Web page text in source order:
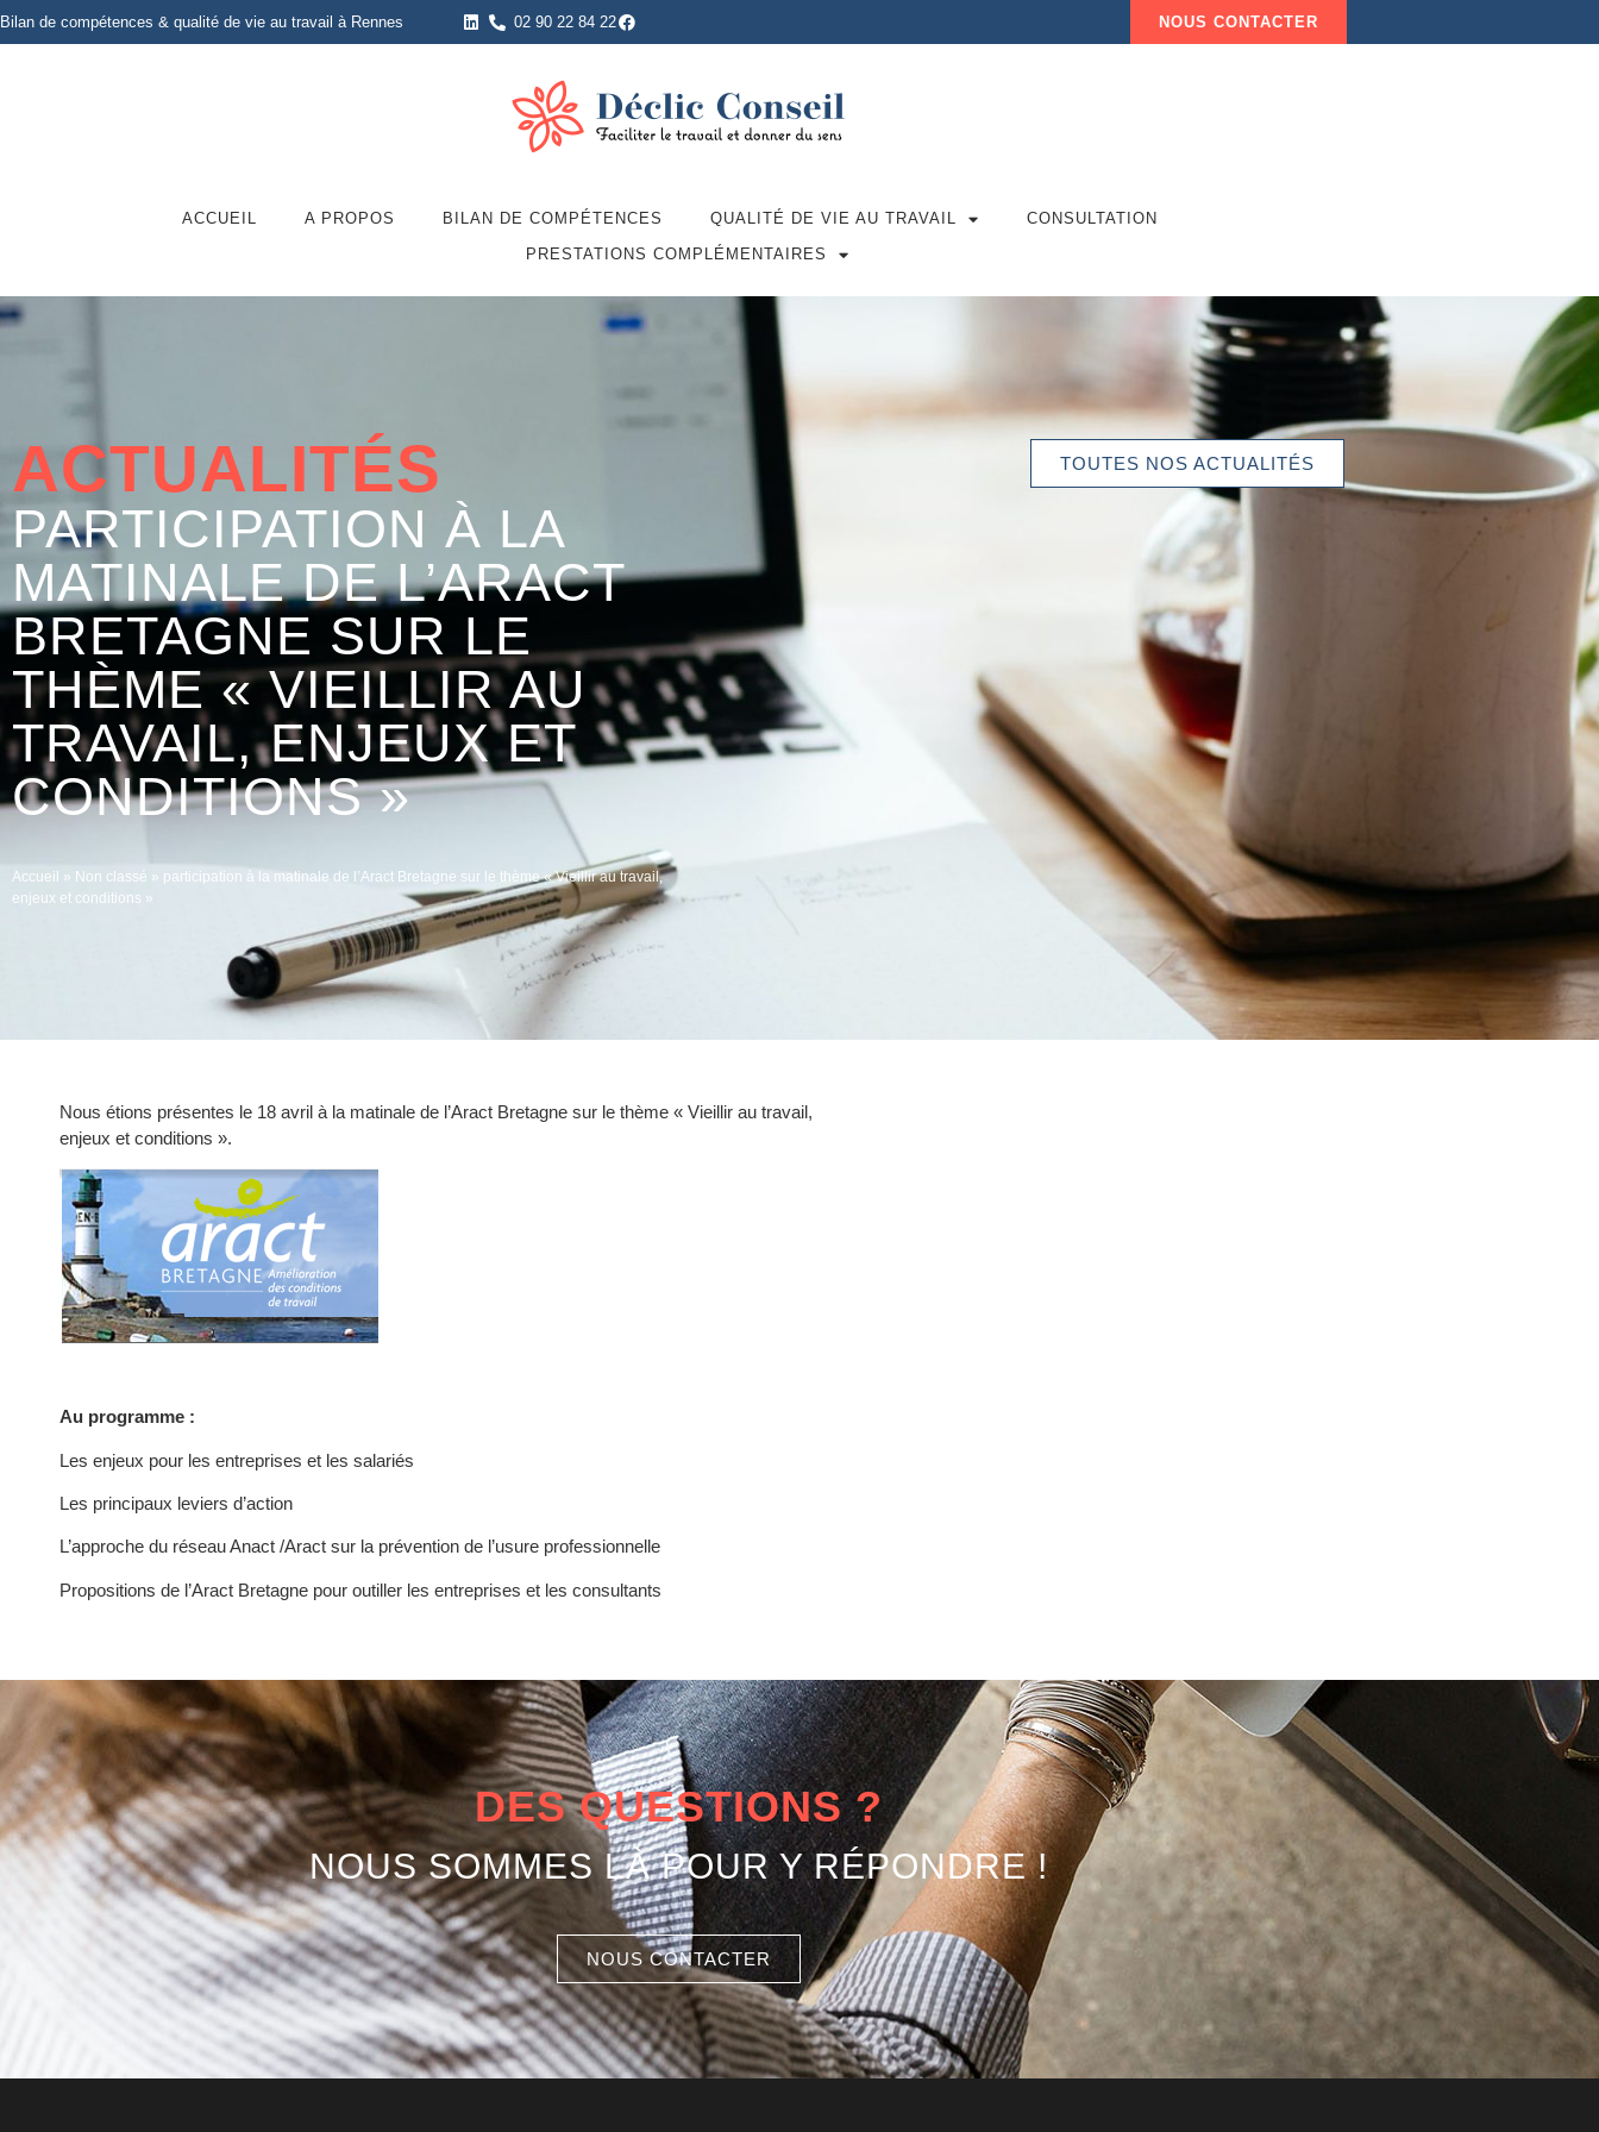
Bilan de compétences & qualité de vie au travail à Rennes 02 90 22 84 22 NOUS CONTACTER
ACCUEIL A PROPOS BILAN DE COMPÉTENCES QUALITÉ DE VIE AU TRAVAIL
CONSULTATION
PRESTATIONS COMPLÉMENTAIRES
ACTUALITÉS
PARTICIPATION À LA
MATINALE DE L’ARACT
BRETAGNE SUR LE
THÈME « VIEILLIR AU
TRAVAIL, ENJEUX ET
CONDITIONS »
Accueil » Non classé » participation à la matinale de l’Aract Bretagne sur le thème « Vieillir au travail,
enjeux et conditions »
TOUTES NOS ACTUALITÉS
Nous étions présentes le 18 avril à la matinale de l’Aract Bretagne sur le thème « Vieillir au travail,
enjeux et conditions ».
Au programme :
Les enjeux pour les entreprises et les salariés
Les principaux leviers d’action
L’approche du réseau Anact /Aract sur la prévention de l’usure professionnelle
Propositions de l’Aract Bretagne pour outiller les entreprises et les consultants
DES QUESTIONS ?
NOUS SOMMES LÀ POUR Y RÉPONDRE !
NOUS CONTACTER